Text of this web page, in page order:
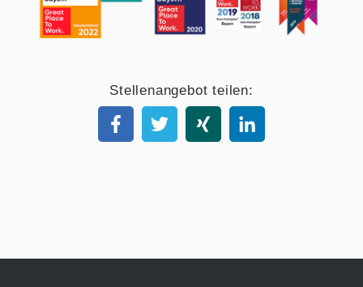
Stellenangebot teilen: